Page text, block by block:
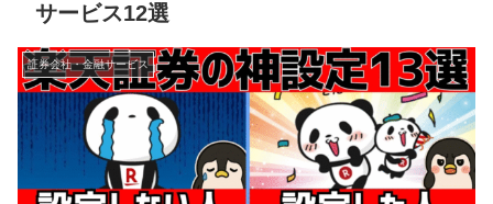
サービス12選
証券会社・金融サービス